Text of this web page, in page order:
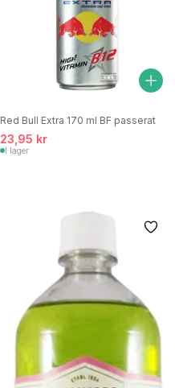
Red Bull Extra 170 ml BF passerat
23,95 kr
I lager